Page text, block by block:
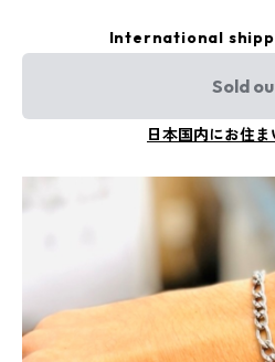
International
Sold
日本国内にお住